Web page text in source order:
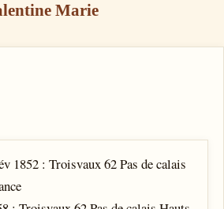
Marie
1852 : Troisvaux 62 Pas de calais